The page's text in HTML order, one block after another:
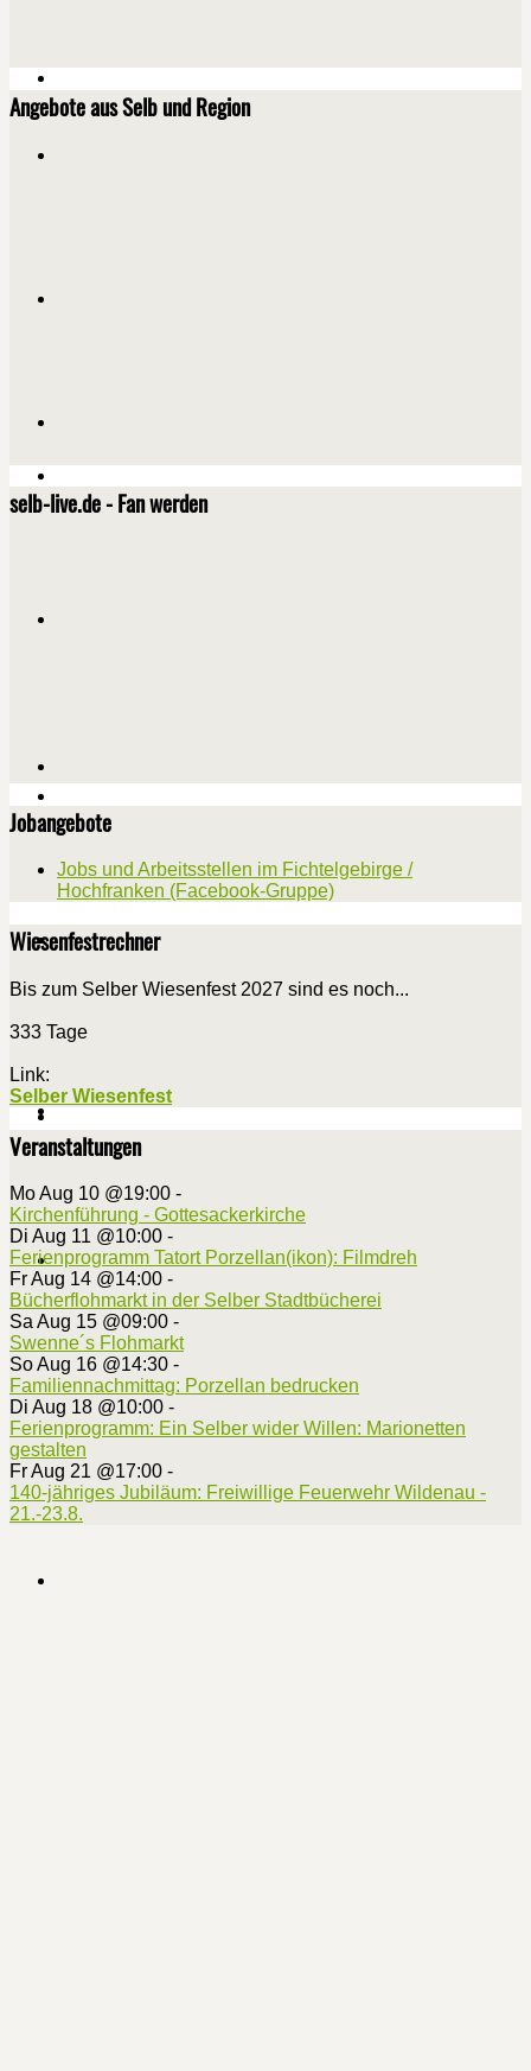
Angebote aus Selb und Region
selb-live.de - Fan werden
Jobangebote
Jobs und Arbeitsstellen im Fichtelgebirge /
Hochfranken (Facebook-Gruppe)
Wiesenfestrechner
Bis zum Selber Wiesenfest 2027 sind es noch...
333 Tage
Link:
Selber Wiesenfest
Veranstaltungen
Mo Aug 10 @19:00 -
Kirchenführung - Gottesackerkirche
Di Aug 11 @10:00 -
Ferienprogramm Tatort Porzellan(ikon): Filmdreh
Fr Aug 14 @14:00 -
Bücherflohmarkt in der Selber Stadtbücherei
Sa Aug 15 @09:00 -
Swenne´s Flohmarkt
So Aug 16 @14:30 -
Familiennachmittag: Porzellan bedrucken
Di Aug 18 @10:00 -
Ferienprogramm: Ein Selber wider Willen: Marionetten
gestalten
Fr Aug 21 @17:00 -
140-jähriges Jubiläum: Freiwillige Feuerwehr Wildenau -
21.-23.8.